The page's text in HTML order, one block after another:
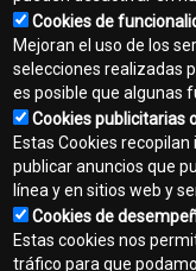
Footer
Contacto
Mapa del sitio
Cookies de
Mejoran el uso de los
selecciones realizadas
es posible que algunas
Cookies publicitarias
Estas Cookies
publicar anuncios que
línea y en sitios web y
Cookies de
Estas cookies nos
tráfico para que